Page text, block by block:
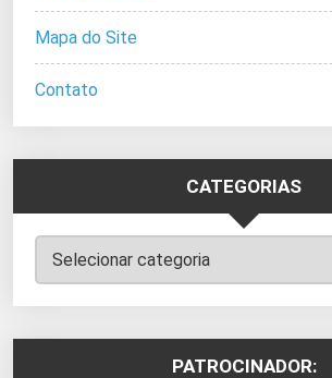
Mapa do Site
Contato
CATEGORIAS
Categorias
PATROCINADOR: